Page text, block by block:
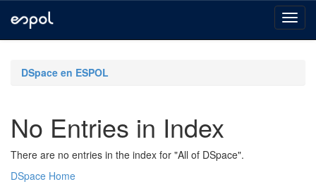
navigationDSpace en ESPOL
No Entries in Index
There are no entries in the index for "All of DSpace".
DSpace Home